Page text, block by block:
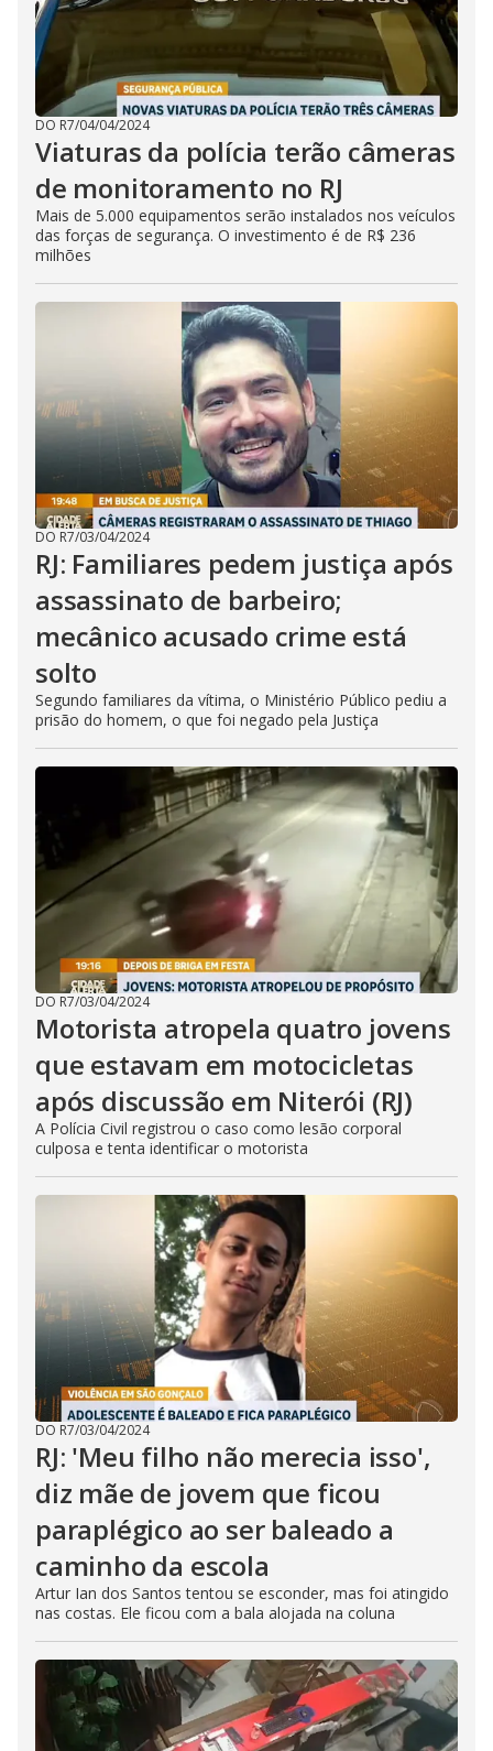
DO R7/04/04/2024
Viaturas da polícia terão câmeras
de monitoramento no RJ
Mais de 5.000 equipamentos serão instalados nos veículos
das forças de segurança. O investimento é de R$ 236
milhões
DO R7/03/04/2024
RJ: Familiares pedem justiça após
assassinato de barbeiro;
mecânico acusado crime está
solto
Segundo familiares da vítima, o Ministério Público pediu a
prisão do homem, o que foi negado pela Justiça
DO R7/03/04/2024
Motorista atropela quatro jovens
que estavam em motocicletas
após discussão em Niterói (RJ)
A Polícia Civil registrou o caso como lesão corporal
culposa e tenta identificar o motorista
DO R7/03/04/2024
RJ: 'Meu filho não merecia isso',
diz mãe de jovem que ficou
paraplégico ao ser baleado a
caminho da escola
Artur Ian dos Santos tentou se esconder, mas foi atingido
nas costas. Ele ficou com a bala alojada na coluna